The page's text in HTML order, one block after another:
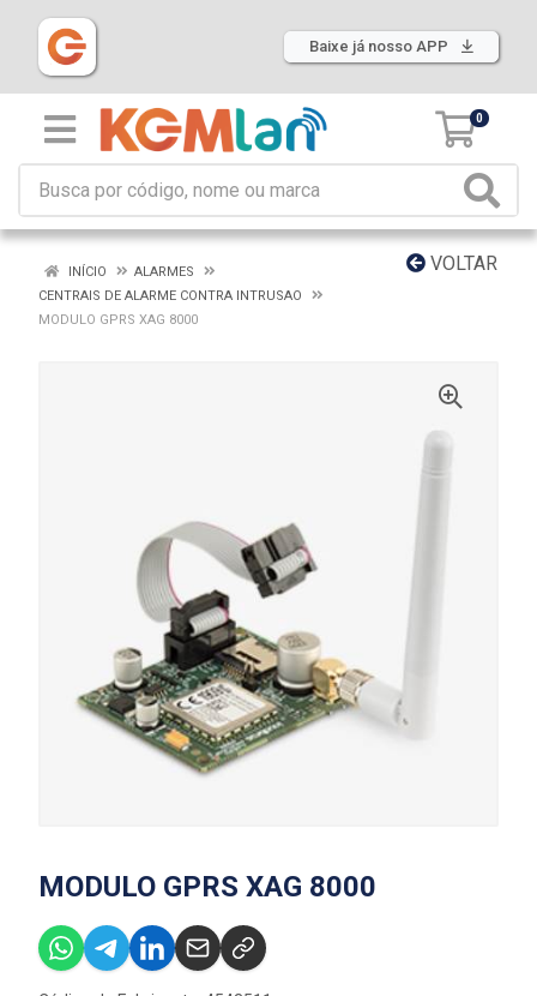
Baixe já nosso APP
0
VOLTAR
INÍCIO
ALARMES
CENTRAIS DE ALARME CONTRA INTRUSAO
MODULO GPRS XAG 8000
MODULO GPRS XAG 8000